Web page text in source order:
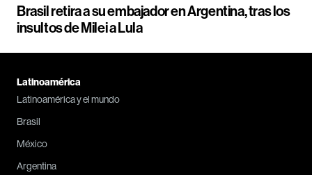
Brasil retira a su embajador en Argentina, tras los
insultos de Milei a Lula
Latinoamérica
Latinoamérica y el mundo
Brasil
México
Argentina